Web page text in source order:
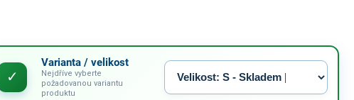
Varianta / velikost
Nejdříve vyberte
požadovanou variantu
produktu